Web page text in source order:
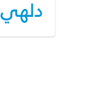
دلهي